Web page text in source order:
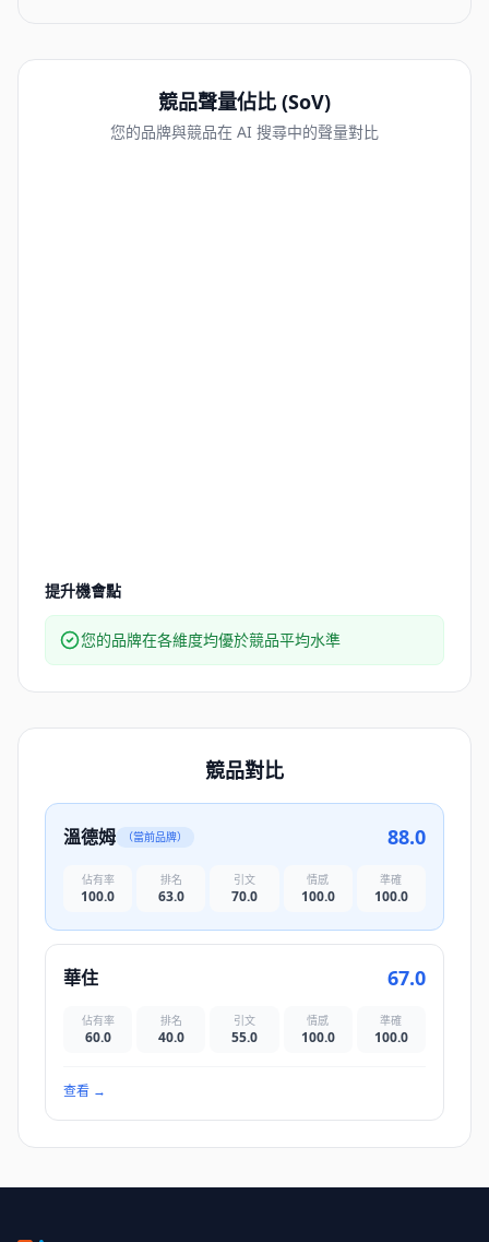
競品聲量佔比 (SoV)
您的品牌與競品在 AI 搜尋中的聲量對比
提升機會點
您的品牌在各維度均優於競品平均水準
競品對比
溫德姆 （當前品牌） 88.0
佔有率
100.0
排名
63.0
引文
70.0
情感
100.0
準確
100.0
華住 67.0
佔有率
60.0
排名
40.0
引文
55.0
情感
100.0
準確
100.0
查看 →